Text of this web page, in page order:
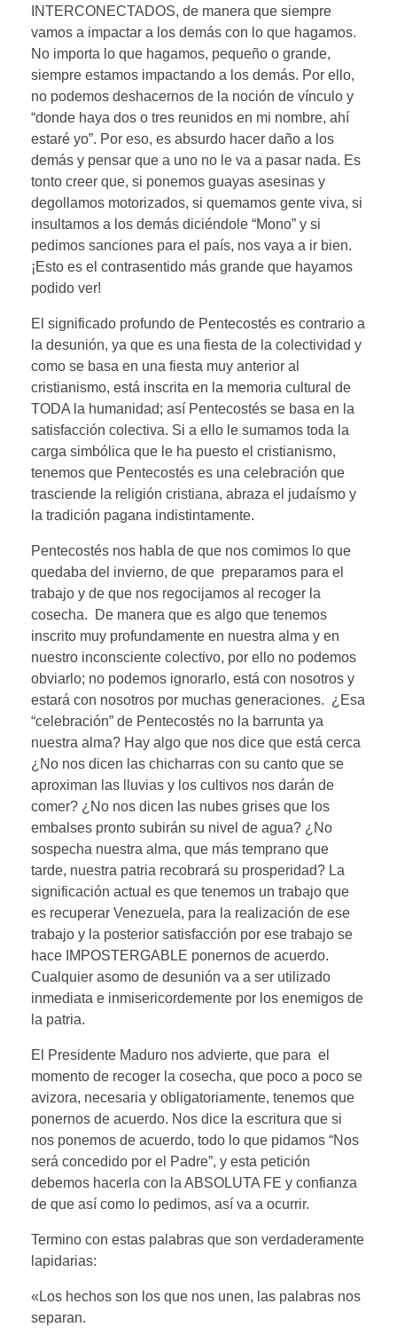
INTERCONECTADOS, de manera que siempre
vamos a impactar a los demás con lo que hagamos.
No importa lo que hagamos, pequeño o grande,
siempre estamos impactando a los demás. Por ello,
no podemos deshacernos de la noción de vínculo y
“donde haya dos o tres reunidos en mi nombre, ahí
estaré yo”. Por eso, es absurdo hacer daño a los
demás y pensar que a uno no le va a pasar nada. Es
tonto creer que, si ponemos guayas asesinas y
degollamos motorizados, si quemamos gente viva, si
insultamos a los demás diciéndole “Mono” y si
pedimos sanciones para el país, nos vaya a ir bien.
¡Esto es el contrasentido más grande que hayamos
podido ver!
El significado profundo de Pentecostés es contrario a
la desunión, ya que es una fiesta de la colectividad y
como se basa en una fiesta muy anterior al
cristianismo, está inscrita en la memoria cultural de
TODA la humanidad; así Pentecostés se basa en la
satisfacción colectiva. Si a ello le sumamos toda la
carga simbólica que le ha puesto el cristianismo,
tenemos que Pentecostés es una celebración que
trasciende la religión cristiana, abraza el judaísmo y
la tradición pagana indistintamente.
Pentecostés nos habla de que nos comimos lo que
quedaba del invierno, de que preparamos para el
trabajo y de que nos regocijamos al recoger la
cosecha. De manera que es algo que tenemos
inscrito muy profundamente en nuestra alma y en
nuestro inconsciente colectivo, por ello no podemos
obviarlo; no podemos ignorarlo, está con nosotros y
estará con nosotros por muchas generaciones. ¿Esa
“celebración” de Pentecostés no la barrunta ya
nuestra alma? Hay algo que nos dice que está cerca
¿No nos dicen las chicharras con su canto que se
aproximan las lluvias y los cultivos nos darán de
comer? ¿No nos dicen las nubes grises que los
embalses pronto subirán su nivel de agua? ¿No
sospecha nuestra alma, que más temprano que
tarde, nuestra patria recobrará su prosperidad? La
significación actual es que tenemos un trabajo que
es recuperar Venezuela, para la realización de ese
trabajo y la posterior satisfacción por ese trabajo se
hace IMPOSTERGABLE ponernos de acuerdo.
Cualquier asomo de desunión va a ser utilizado
inmediata e inmisericordemente por los enemigos de
la patria.
El Presidente Maduro nos advierte, que para el
momento de recoger la cosecha, que poco a poco se
avizora, necesaria y obligatoriamente, tenemos que
ponernos de acuerdo. Nos dice la escritura que si
nos ponemos de acuerdo, todo lo que pidamos “Nos
será concedido por el Padre”, y esta petición
debemos hacerla con la ABSOLUTA FE y confianza
de que así como lo pedimos, así va a ocurrir.
Termino con estas palabras que son verdaderamente
lapidarias:
«Los hechos son los que nos unen, las palabras nos
separan.